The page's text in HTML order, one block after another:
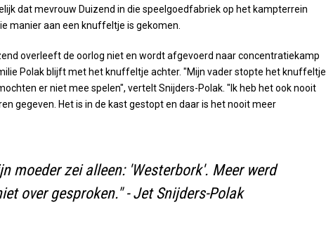
dat mevrouw Duizend in die speelgoedfabriek op het kampterrein
manier aan een knuffeltje is gekomen.
overleeft de oorlog niet en wordt afgevoerd naar concentratiekamp
Polak blijft met het knuffeltje achter. "Mijn vader stopte het knuffeltje
er niet mee spelen", vertelt Snijders-Polak. "Ik heb het ook nooit
gegeven. Het is in de kast gestopt en daar is het nooit meer
moeder zei alleen: 'Westerbork'. Meer werd
over gesproken." - Jet Snijders-Polak